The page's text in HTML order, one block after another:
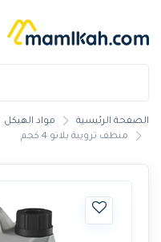
الصفحة الرئيسية مواد الهيكل
منظف ترويبة بلاتو 4 كجم